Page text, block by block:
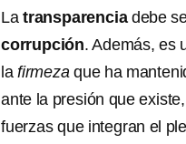
La transparencia debe
corrupción. Además, es
la firmeza que ha
ante la presión que
fuerzas que integran el